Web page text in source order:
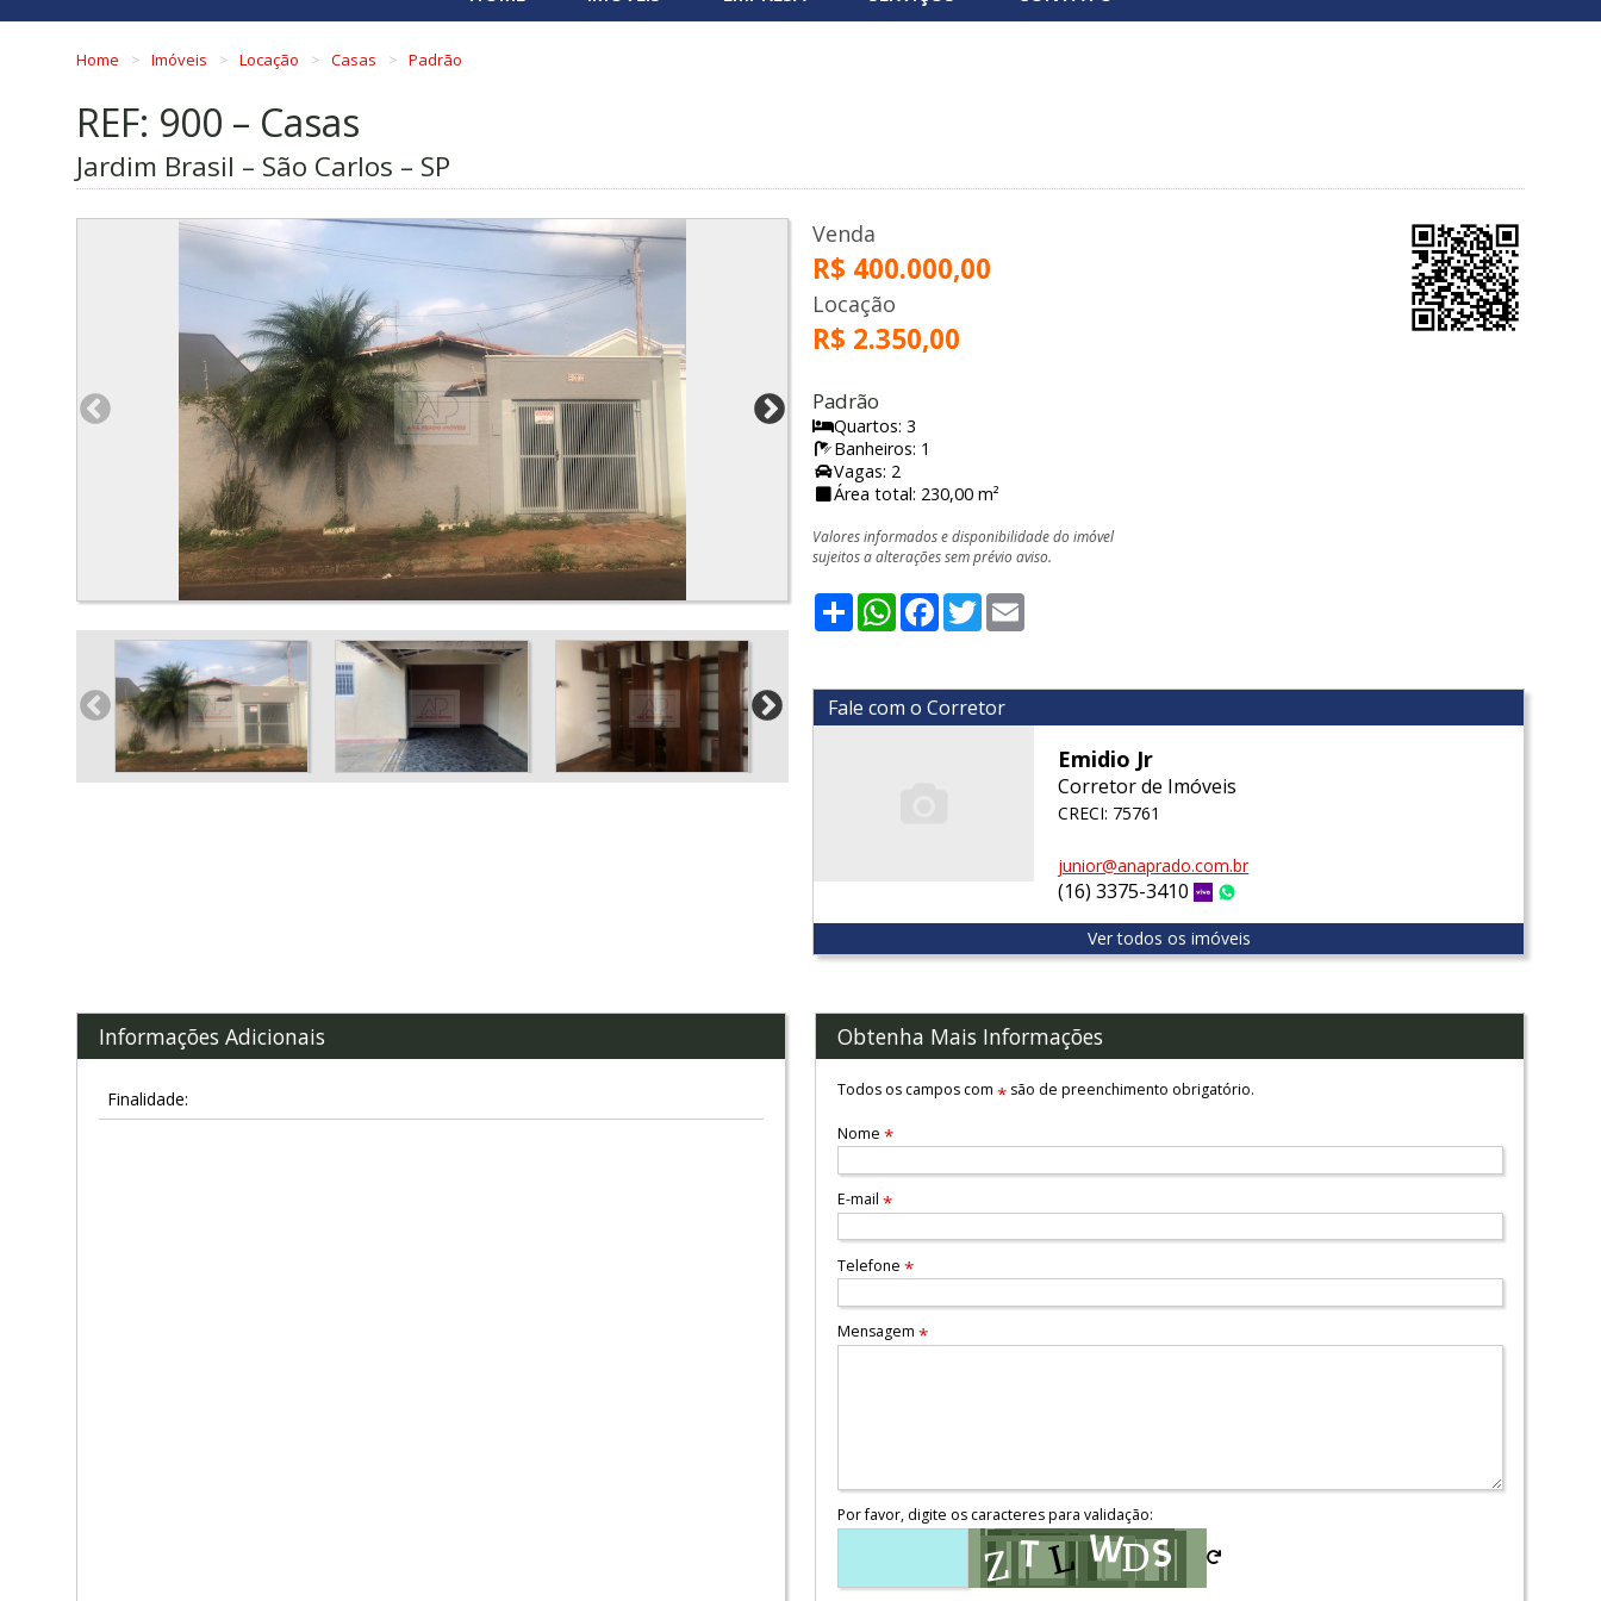
Home Imóveis Locação Casas Padrão
REF: 900 – Casas
Jardim Brasil – São Carlos – SP
Venda
R$ 400.000,00
Locação
R$ 2.350,00
Padrão
Quartos: 3
Banheiros: 1
Vagas: 2
Área total: 230,00 m²
Valores informados e disponibilidade do imóvel
sujeitos a alterações sem prévio aviso.
ShareWhatsApp
Facebook
Twitter
Fale com o Corretor
Emidio Jr
Corretor de Imóveis
CRECI: 75761
junior@anaprado.com.br
(16) 3375-3410 Vivo
Ver todos os imóveis
Informações Adicionais
Finalidade:
Obtenha Mais Informações
Todos os campos com *são de preenchimento obrigatório.
Nome *
E-mail *
Telefone *
Mensagem *
Por favor, digite os caracteres para validação: